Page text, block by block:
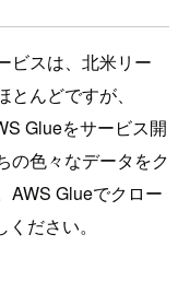
ビスは、北米リー
んどですが、
Glueをサービス開
の色々なデータをク
AWS Glueでクロー
ださい。